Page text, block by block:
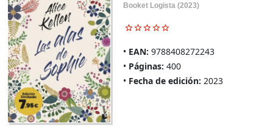
Booket Logista (2023)
EAN: 9788408272243
Páginas: 400
Fecha de edición: 2023